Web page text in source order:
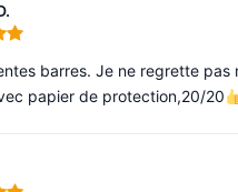
5
barres. Je ne regrette pas
papier de protection,20/20